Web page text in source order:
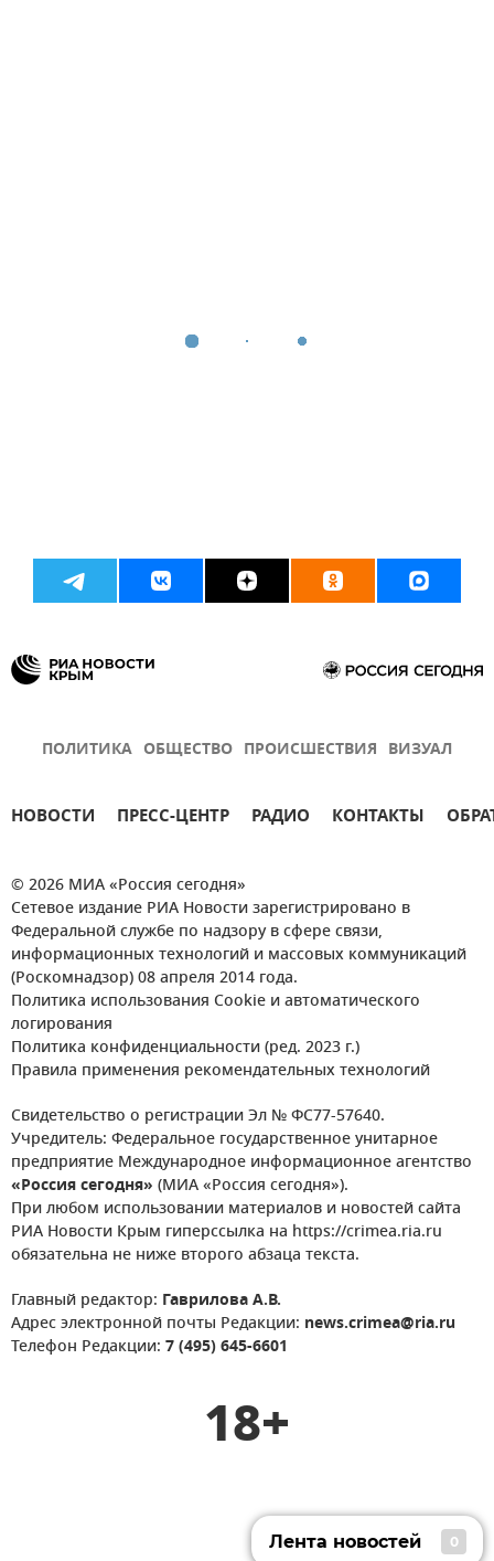
ПОЛИТИКА ОБЩЕСТВО ПРОИСШЕСТВИЯ ВИЗУАЛ
НОВОСТИ ПРЕСС-ЦЕНТР РАДИО КОНТАКТЫ
© 2026 МИА «Россия сегодня»
Сетевое издание РИА Новости зарегистрировано в
Федеральной службе по надзору в сфере связи,
информационных технологий и массовых коммуникаций
(Роскомнадзор) 08 апреля 2014 года.
Политика использования Cookie и автоматического
логирования
Политика конфиденциальности (ред. 2023 г.)
Правила применения рекомендательных технологий
Свидетельство о регистрации Эл № ФС77-57640.
Учредитель: Федеральное государственное унитарное
предприятие Международное информационное агентство
«Россия сегодня» (МИА «Россия сегодня»).
При любом использовании материалов и новостей сайта
РИА Новости Крым гиперссылка на https://crimea.ria.ru
обязательна не ниже второго абзаца текста.
Главный редактор: Гаврилова А.В.
Адрес электронной почты Редакции: news.crimea@ria.ru
Телефон Редакции: 7 (495) 645-6601
18+
Лента новостей 0